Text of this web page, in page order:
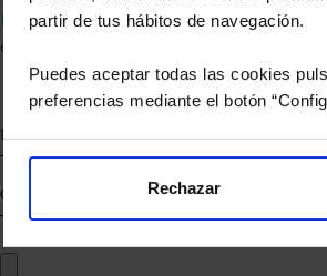
partir de tus hábitos de navegación.
Puedes aceptar todas las cookies
preferencias mediante el botón
Rechazar
Descárguese el archivoe indíquenos
de sus alternativas de Clases